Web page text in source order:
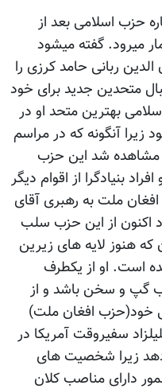
حزب اسلامی بعد از
میرود. گفته میشود
ربانی حامد کرزی را
متحدین جدید برای خود
بهترین متحد او در
آنگونه که در مراسم
مشاهده شد این حزب
بنیادگرا از اقوام دیگر
ملت به رهبری آقای
اکنون از این حزب سلب
که هنوز لایه های زیرین
است. او از یکطرف
گپ و سخن باشد و از
خود(حزب افغان ملت)
سفیروقت آمریکا در
دهد زیرا شخصیت های
دارای مناصب کلان